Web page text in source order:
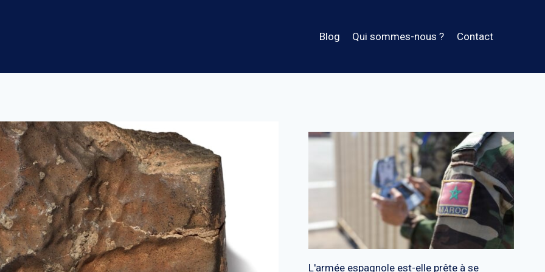
Blog Qui sommes-nous ? Contact
L'armée espagnole est-elle prête à se